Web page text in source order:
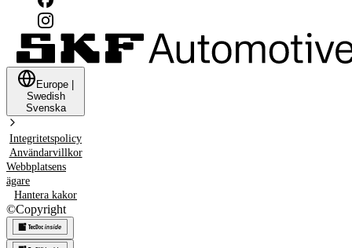
Europe
Swedish
Svenska
Integritetspolicy
Användarvillkor
Webbplatsens
ägare
Hantera kakor
©Copyright